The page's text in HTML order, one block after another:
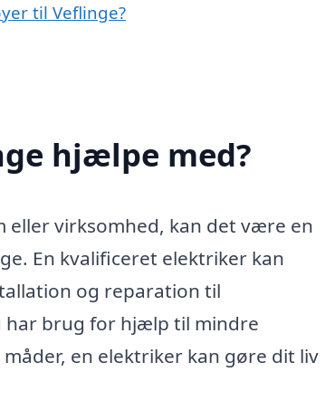
til Veflinge?
hjælpe med?
virksomhed, kan det være en
En kvalificeret elektriker kan
og reparation til
har brug for hjælp til mindre
en elektriker kan gøre dit liv